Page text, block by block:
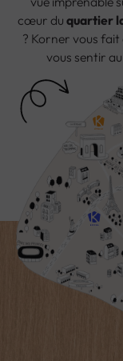
cœur du quartier
? Korner vous fait
vous sentir